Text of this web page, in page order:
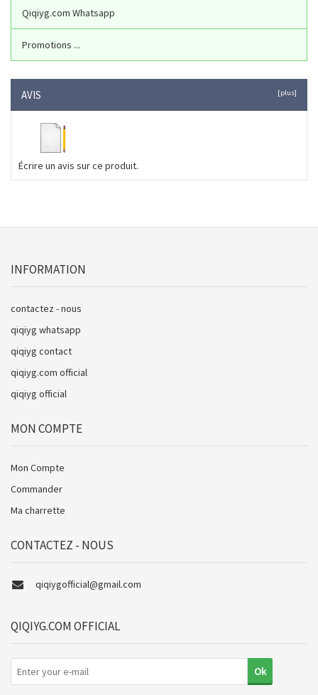
Qiqiyg.com Whatsapp
Promotions ...
AVIS [plus]
Écrire un avis sur ce produit.
INFORMATION
contactez - nous
qiqiyg whatsapp
qiqiyg contact
qiqiyg.com official
qiqiyg official
MON COMPTE
Mon Compte
Commander
Ma charrette
CONTACTEZ - NOUS
qiqiygofficial@gmail.com
QIQIYG.COM OFFICIAL